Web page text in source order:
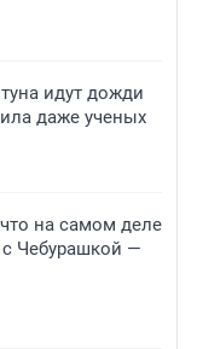
идут дожди
даже ученых
на самом деле
Чебурашкой —